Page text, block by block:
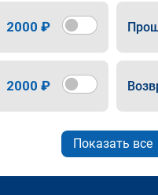
2000 ₽
2000 ₽
Показать все